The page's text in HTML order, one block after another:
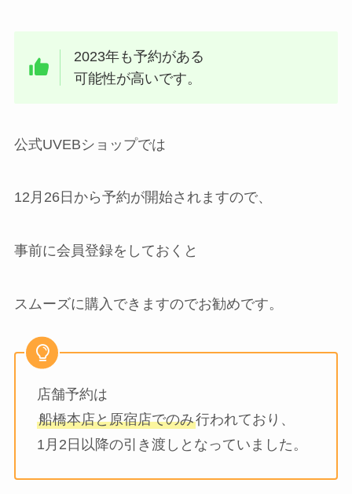
2023年も予約がある
可能性が高いです。
公式UVEBショップでは
12月26日から予約が開始されますので、
事前に会員登録をしておくと
スムーズに購入できますのでお勧めです。
店舗予約は
船橋本店と原宿店でのみ行われており、
1月2日以降の引き渡しとなっていました。